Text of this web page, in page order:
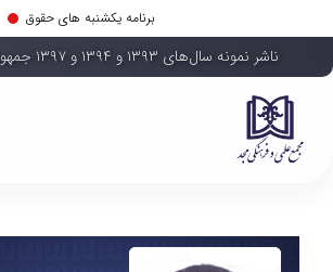
برنامه یکشنبه های حقوق
ناشر نمونه سال‌های ۱۳۹۳ و ۱۳۹۴ و ۱۳۹۷ جمهوری اسلامی ایران